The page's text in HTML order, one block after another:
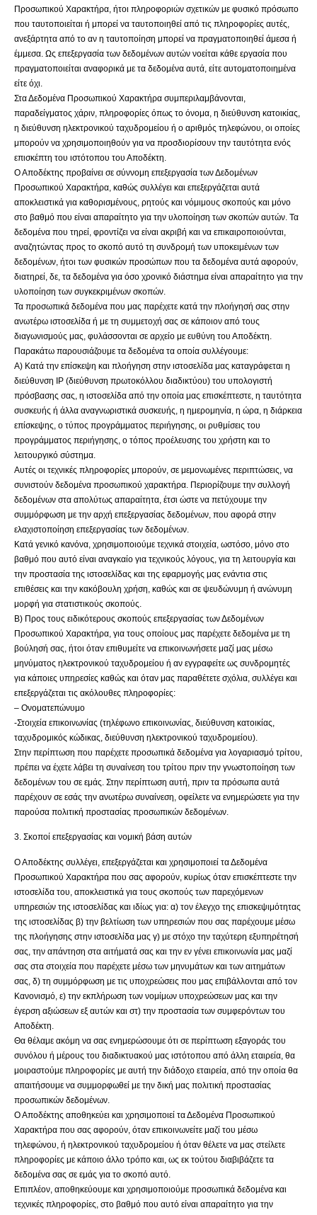
Προσωπικού Χαρακτήρα, ήτοι πληροφοριών σχετικών με φυσικό πρόσωπο
που ταυτοποιείται ή μπορεί να ταυτοποιηθεί από τις πληροφορίες αυτές,
ανεξάρτητα από το αν η ταυτοποίηση μπορεί να πραγματοποιηθεί άμεσα ή
έμμεσα. Ως επεξεργασία των δεδομένων αυτών νοείται κάθε εργασία που
πραγματοποιείται αναφορικά με τα δεδομένα αυτά, είτε αυτοματοποιημένα
είτε όχι.
Στα Δεδομένα Προσωπικού Χαρακτήρα συμπεριλαμβάνονται,
παραδείγματος χάριν, πληροφορίες όπως το όνομα, η διεύθυνση κατοικίας,
η διεύθυνση ηλεκτρονικού ταχυδρομείου ή ο αριθμός τηλεφώνου, οι οποίες
μπορούν να χρησιμοποιηθούν για να προσδιορίσουν την ταυτότητα ενός
επισκέπτη του ιστότοπου του Αποδέκτη.
Ο Αποδέκτης προβαίνει σε σύννομη επεξεργασία των Δεδομένων
Προσωπικού Χαρακτήρα, καθώς συλλέγει και επεξεργάζεται αυτά
αποκλειστικά για καθορισμένους, ρητούς και νόμιμους σκοπούς και μόνο
στο βαθμό που είναι απαραίτητο για την υλοποίηση των σκοπών αυτών. Τα
δεδομένα που τηρεί, φροντίζει να είναι ακριβή και να επικαιροποιούνται,
αναζητώντας προς το σκοπό αυτό τη συνδρομή των υποκειμένων των
δεδομένων, ήτοι των φυσικών προσώπων που τα δεδομένα αυτά αφορούν,
διατηρεί, δε, τα δεδομένα για όσο χρονικό διάστημα είναι απαραίτητο για την
υλοποίηση των συγκεκριμένων σκοπών.
Τα προσωπικά δεδομένα που μας παρέχετε κατά την πλοήγησή σας στην
ανωτέρω ιστοσελίδα ή με τη συμμετοχή σας σε κάποιον από τους
διαγωνισμούς μας, φυλάσσονται σε αρχείο με ευθύνη του Αποδέκτη.
Παρακάτω παρουσιάζουμε τα δεδομένα τα οποία συλλέγουμε:
Α) Κατά την επίσκεψη και πλοήγηση στην ιστοσελίδα μας καταγράφεται η
διεύθυνση IP (διεύθυνση πρωτοκόλλου διαδικτύου) του υπολογιστή
πρόσβασης σας, η ιστοσελίδα από την οποία μας επισκέπτεστε, η ταυτότητα
συσκευής ή άλλα αναγνωριστικά συσκευής, η ημερομηνία, η ώρα, η διάρκεια
επίσκεψης, ο τύπος προγράμματος περιήγησης, οι ρυθμίσεις του
προγράμματος περιήγησης, ο τόπος προέλευσης του χρήστη και το
λειτουργικό σύστημα.
Αυτές οι τεχνικές πληροφορίες μπορούν, σε μεμονωμένες περιπτώσεις, να
συνιστούν δεδομένα προσωπικού χαρακτήρα. Περιορίζουμε την συλλογή
δεδομένων στα απολύτως απαραίτητα, έτσι ώστε να πετύχουμε την
συμμόρφωση με την αρχή επεξεργασίας δεδομένων, που αφορά στην
ελαχιστοποίηση επεξεργασίας των δεδομένων.
Κατά γενικό κανόνα, χρησιμοποιούμε τεχνικά στοιχεία, ωστόσο, μόνο στο
βαθμό που αυτό είναι αναγκαίο για τεχνικούς λόγους, για τη λειτουργία και
την προστασία της ιστοσελίδας και της εφαρμογής μας ενάντια στις
επιθέσεις και την κακόβουλη χρήση, καθώς και σε ψευδώνυμη ή ανώνυμη
μορφή για στατιστικούς σκοπούς.
Β) Προς τους ειδικότερους σκοπούς επεξεργασίας των Δεδομένων
Προσωπικού Χαρακτήρα, για τους οποίους μας παρέχετε δεδομένα με τη
βούλησή σας, ήτοι όταν επιθυμείτε να επικοινωνήσετε μαζί μας μέσω
μηνύματος ηλεκτρονικού ταχυδρομείου ή αν εγγραφείτε ως συνδρομητές
για κάποιες υπηρεσίες καθώς και όταν μας παραθέτετε σχόλια, συλλέγει και
επεξεργάζεται τις ακόλουθες πληροφορίες:
– Ονοματεπώνυμο
-Στοιχεία επικοινωνίας (τηλέφωνο επικοινωνίας, διεύθυνση κατοικίας,
ταχυδρομικός κώδικας, διεύθυνση ηλεκτρονικού ταχυδρομείου).
Στην περίπτωση που παρέχετε προσωπικά δεδομένα για λογαριασμό τρίτου,
πρέπει να έχετε λάβει τη συναίνεση του τρίτου πριν την γνωστοποίηση των
δεδομένων του σε εμάς. Στην περίπτωση αυτή, πριν τα πρόσωπα αυτά
παρέχουν σε εσάς την ανωτέρω συναίνεση, οφείλετε να ενημερώσετε για την
παρούσα πολιτική προστασίας προσωπικών δεδομένων.
3. Σκοποί επεξεργασίας και νομική βάση αυτών
Ο Αποδέκτης συλλέγει, επεξεργάζεται και χρησιμοποιεί τα Δεδομένα
Προσωπικού Χαρακτήρα που σας αφορούν, κυρίως όταν επισκέπτεστε την
ιστοσελίδα του, αποκλειστικά για τους σκοπούς των παρεχόμενων
υπηρεσιών της ιστοσελίδας και ιδίως για: α) τον έλεγχο της επισκεψιμότητας
της ιστοσελίδας β) την βελτίωση των υπηρεσιών που σας παρέχουμε μέσω
της πλοήγησης στην ιστοσελίδα μας γ) με στόχο την ταχύτερη εξυπηρέτησή
σας, την απάντηση στα αιτήματά σας και την εν γένει επικοινωνία μας μαζί
σας στα στοιχεία που παρέχετε μέσω των μηνυμάτων και των αιτημάτων
σας, δ) τη συμμόρφωση με τις υποχρεώσεις που μας επιβάλλονται από τον
Κανονισμό, ε) την εκπλήρωση των νομίμων υποχρεώσεων μας και την
έγερση αξιώσεων εξ αυτών και στ) την προστασία των συμφερόντων του
Αποδέκτη.
Θα θέλαμε ακόμη να σας ενημερώσουμε ότι σε περίπτωση εξαγοράς του
συνόλου ή μέρους του διαδικτυακού μας ιστότοπου από άλλη εταιρεία, θα
μοιραστούμε πληροφορίες με αυτή την διάδοχο εταιρεία, από την οποία θα
απαιτήσουμε να συμμορφωθεί με την δική μας πολιτική προστασίας
προσωπικών δεδομένων.
Ο Αποδέκτης αποθηκεύει και χρησιμοποιεί τα Δεδομένα Προσωπικού
Χαρακτήρα που σας αφορούν, όταν επικοινωνείτε μαζί του μέσω
τηλεφώνου, ή ηλεκτρονικού ταχυδρομείου ή όταν θέλετε να μας στείλετε
πληροφορίες με κάποιο άλλο τρόπο και, ως εκ τούτου διαβιβάζετε τα
δεδομένα σας σε εμάς για το σκοπό αυτό.
Επιπλέον, αποθηκεύουμε και χρησιμοποιούμε προσωπικά δεδομένα και
τεχνικές πληροφορίες, στο βαθμό που αυτό είναι απαραίτητο για την